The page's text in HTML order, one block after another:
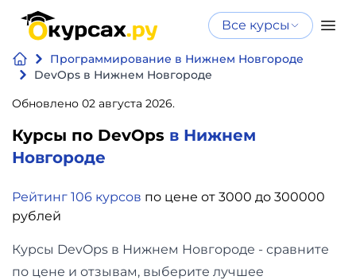
Все курсы
Программирование в Нижнем Новгороде
DevOps в Нижнем Новгороде
Обновлено 02 августа 2026.
Курсы по DevOps в Нижнем
Новгороде
Рейтинг 106 курсов по цене от 3000 до 300000
рублей
Курсы DevOps в Нижнем Новгороде - сравните
по цене и отзывам, выберите лучшее
Нейросеть
и ИИ
Программирование
Бизнес
финансы
Дизайн
Нейросеть и ИИ
интеллекту